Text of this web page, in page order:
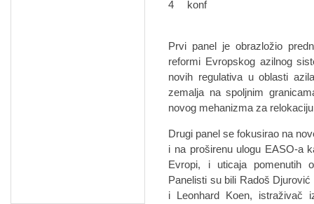
Prvi panel je obrazložio
reformi Evropskog azilnog
novih regulativa u oblasti
zemalja na spoljnim
novog mehanizma za
Drugi panel se fokusirao na
i na proširenu ulogu EASO-a
Evropi, i uticaja pomenutih
Panelisti su bili Radoš
i Leonhard Koen, istraživač